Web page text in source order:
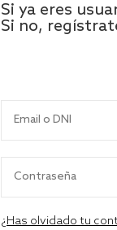
Si ya eres
Si no,
¿Has olvidado tu